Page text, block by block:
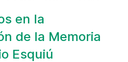
en la
de la Memoria
Esquiú